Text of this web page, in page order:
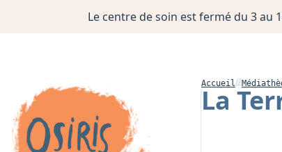
Le centre de soin est fermé du 3 au
Accueil
La